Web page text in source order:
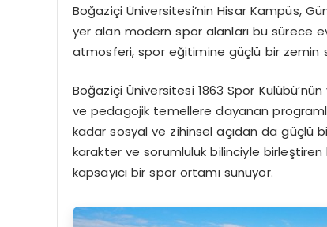
Boğaziçi Üniversitesi’nin Hisar Kampüs,
yer alan modern spor alanları bu sürece
atmosferi, spor eğitimine güçlü bir zemin
Boğaziçi Üniversitesi 1863 Spor
ve pedagojik temellere dayanan
kadar sosyal ve zihinsel açıdan da güçlü
karakter ve sorumluluk bilinciyle
kapsayıcı bir spor ortamı sunuyor.